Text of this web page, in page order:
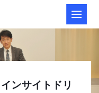
ンサイトドリ